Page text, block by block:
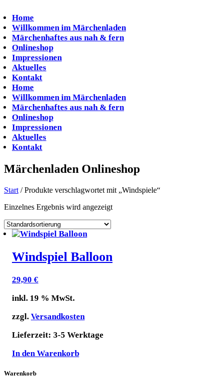
Inhalt
springen
Home
Willkommen im Märchenladen
Märchenhaftes aus nah & fern
Onlineshop
Impressionen
Aktuelles
Kontakt
Home
Willkommen im Märchenladen
Märchenhaftes aus nah & fern
Onlineshop
Impressionen
Aktuelles
Kontakt
Märchenladen Onlineshop
Start / Produkte verschlagwortet mit „Windspiele“
Einzelnes Ergebnis wird angezeigt
Windspiel Balloon
29,90 €
inkl. 19 % MwSt.
zzgl. Versandkosten
Lieferzeit: 3-5 Werktage
In den Warenkorb
Warenkorb